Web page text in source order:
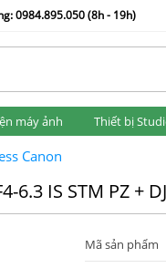
0984.895.050 (8h - 19h)
máy ảnh Thiết bị
Canon
6.3 IS STM PZ +
Mã sản phẩm